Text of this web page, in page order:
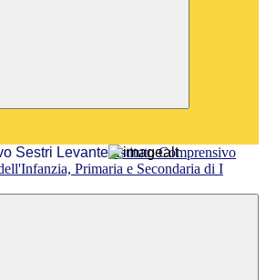
Istituto Comprensivo
Primaria e Secondaria di I